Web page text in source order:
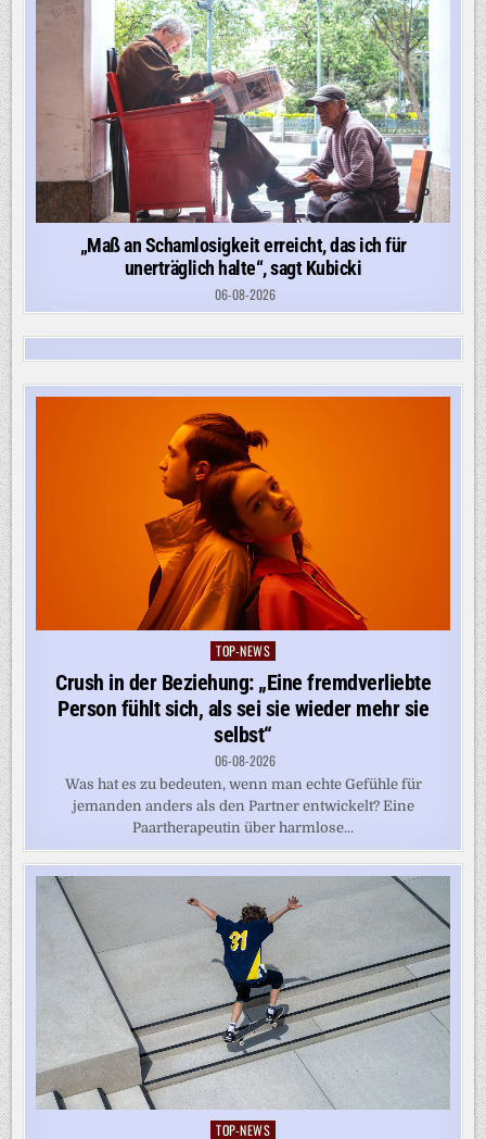
„Maß an Schamlosigkeit erreicht, das ich für
unerträglich halte“, sagt Kubicki
06-08-2026
Posted
in
TOP-NEWS
Crush in der Beziehung: „Eine fremdverliebte
Person fühlt sich, als sei sie wieder mehr sie
selbst“
06-08-2026
Was hat es zu bedeuten, wenn man echte Gefühle für
jemanden anders als den Partner entwickelt? Eine
Paartherapeutin über harmlose...
Posted
TOP-NEWS